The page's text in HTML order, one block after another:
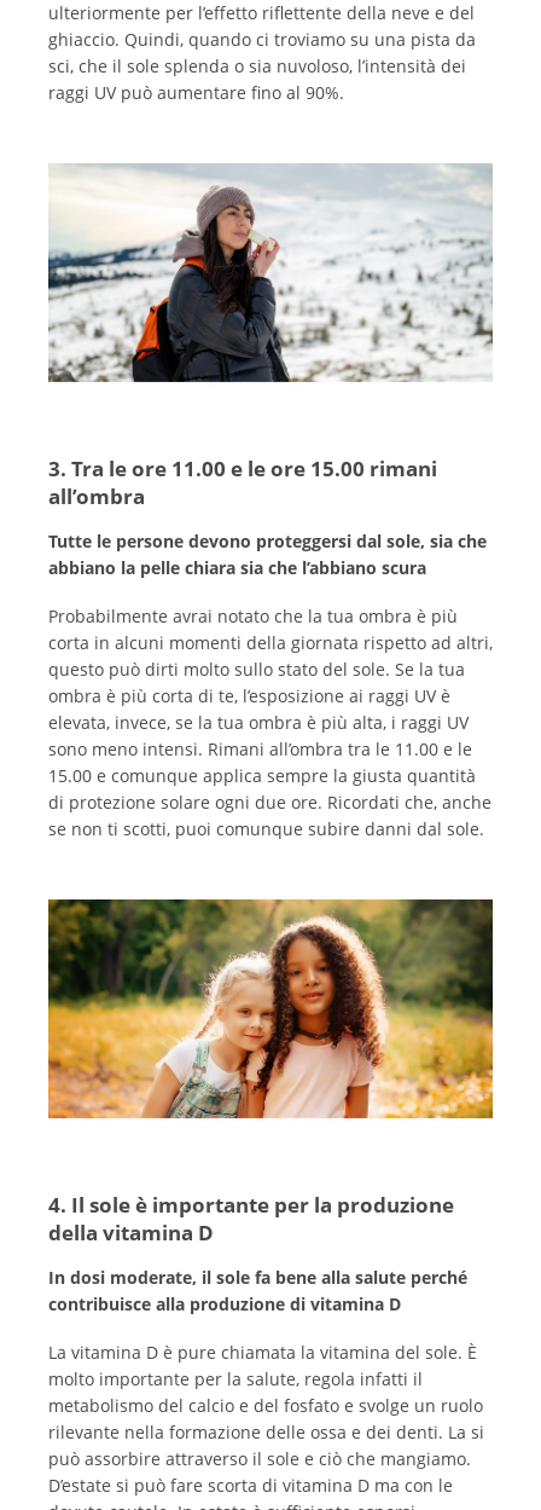
ulteriormente per l’effetto riflettente della neve e del
ghiaccio. Quindi, quando ci troviamo su una pista da
sci, che il sole splenda o sia nuvoloso, l’intensità dei
raggi UV può aumentare fino al 90%.
3. Tra le ore 11.00 e le ore 15.00 rimani
all’ombra
Tutte le persone devono proteggersi dal sole, sia che
abbiano la pelle chiara sia che l’abbiano scura
Probabilmente avrai notato che la tua ombra è più
corta in alcuni momenti della giornata rispetto ad altri,
questo può dirti molto sullo stato del sole. Se la tua
ombra è più corta di te, l’esposizione ai raggi UV è
elevata, invece, se la tua ombra è più alta, i raggi UV
sono meno intensi. Rimani all’ombra tra le 11.00 e le
15.00 e comunque applica sempre la giusta quantità
di protezione solare ogni due ore. Ricordati che, anche
se non ti scotti, puoi comunque subire danni dal sole.
4. Il sole è importante per la produzione
della vitamina D
In dosi moderate, il sole fa bene alla salute perché
contribuisce alla produzione di vitamina D
La vitamina D è pure chiamata la vitamina del sole. È
molto importante per la salute, regola infatti il
metabolismo del calcio e del fosfato e svolge un ruolo
rilevante nella formazione delle ossa e dei denti. La si
può assorbire attraverso il sole e ciò che mangiamo.
D’estate si può fare scorta di vitamina D ma con le